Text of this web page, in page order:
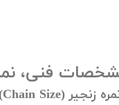
فنی،
زنجیر (Chain Size